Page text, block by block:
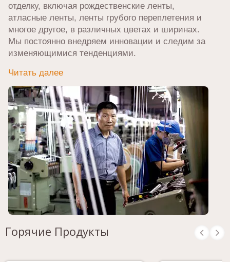
отделку, включая рождественские ленты,
атласные ленты, ленты грубого переплетения и
многое другое, в различных цветах и ширинах.
Мы постоянно внедряем инновации и следим за
изменяющимися тенденциями.
Читать далее
Горячие Продукты